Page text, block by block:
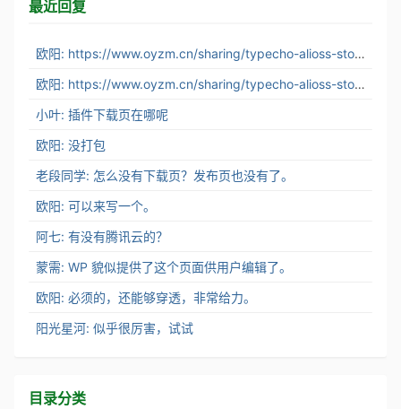
最近回复
欧阳: https://www.oyzm.cn/sharing/typecho-alioss-stor...
欧阳: https://www.oyzm.cn/sharing/typecho-alioss-stor...
小叶: 插件下载页在哪呢
欧阳: 没打包
老段同学: 怎么没有下载页？发布页也没有了。
欧阳: 可以来写一个。
阿七: 有没有腾讯云的？
蒙需: WP 貌似提供了这个页面供用户编辑了。
欧阳: 必须的，还能够穿透，非常给力。
阳光星河: 似乎很厉害，试试
目录分类